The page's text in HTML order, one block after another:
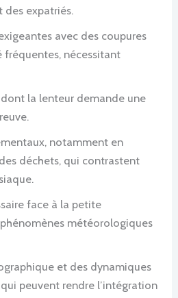
des expatriés.
avec des coupures
fréquentes, nécessitant
la lenteur demande une
notamment en
déchets, qui contrastent
face à la petite
météorologiques
et des dynamiques
peuvent rendre l’intégration